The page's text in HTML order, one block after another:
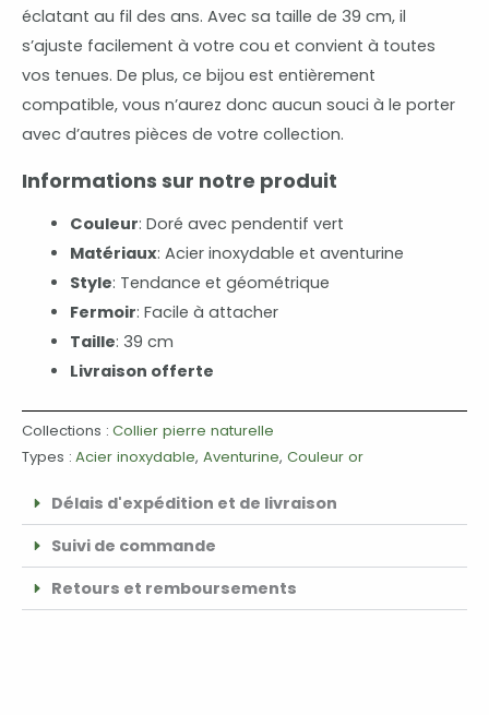
éclatant au fil des ans. Avec sa taille de 39 cm, il
s’ajuste facilement à votre cou et convient à toutes
vos tenues. De plus, ce bijou est entièrement
compatible, vous n’aurez donc aucun souci à le porter
avec d’autres pièces de votre collection.
Informations sur notre produit
Couleur: Doré avec pendentif vert
Matériaux: Acier inoxydable et aventurine
Style: Tendance et géométrique
Fermoir: Facile à attacher
Taille: 39 cm
Livraison offerte
Collections : Collier pierre naturelle
Types : Acier inoxydable, Aventurine, Couleur or
Délais d'expédition et de livraison
Suivi de commande
Retours et remboursements